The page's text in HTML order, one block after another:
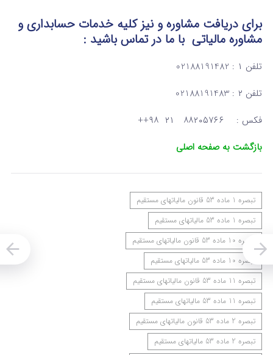
برای دریافت مشاوره و نیز کلیه خدمات حسابداری و
مشاوره مالیاتی با ما در تماس باشید :
تلفن ۱ : 02188191482
تلفن ۲ : 02188191483
فکس : ۸۸۲۰۵۷۶۶ ۲۱ ۹۸++
بازگشت به صفحه اصلی
تبصره ‌1 ماده 53 قانون مالیاتهای مستقیم
تبصره ‌1 ماده 53 مالیاتهای مستقیم
تبصره 10 ماده 53 قانون مالیاتهای مستقیم
تبصره 10 ماده 53 مالیاتهای مستقیم
تبصره ‌11 ماده 53 قانون مالیاتهای مستقیم
تبصره ‌11 ماده 53 مالیاتهای مستقیم
تبصره ‌2 ماده 53 قانون مالیاتهای مستقیم
تبصره ‌2 ماده 53 مالیاتهای مستقیم